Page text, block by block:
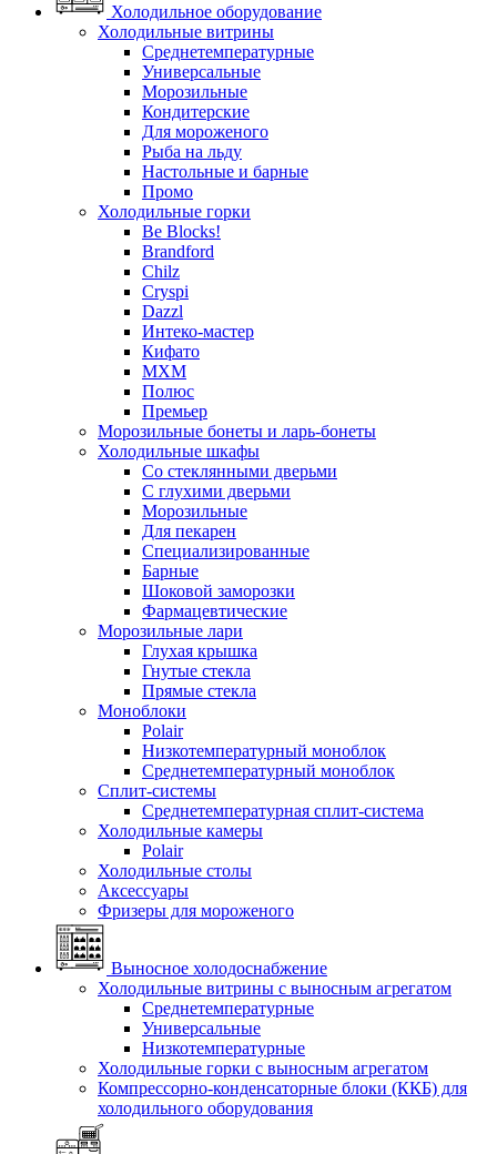
Холодильное оборудование
Холодильные витрины
Среднетемпературные
Универсальные
Морозильные
Кондитерские
Для мороженого
Рыба на льду
Настольные и барные
Промо
Холодильные горки
Be Blocks!
Brandford
Chilz
Cryspi
Dazzl
Интеко-мастер
Кифато
МХМ
Полюс
Премьер
Морозильные бонеты и ларь-бонеты
Холодильные шкафы
Со стеклянными дверьми
С глухими дверьми
Морозильные
Для пекарен
Специализированные
Барные
Шоковой заморозки
Фармацевтические
Морозильные лари
Глухая крышка
Гнутые стекла
Прямые стекла
Моноблоки
Polair
Низкотемпературный моноблок
Среднетемпературный моноблок
Сплит-системы
Среднетемпературная сплит-система
Холодильные камеры
Polair
Холодильные столы
Аксессуары
Фризеры для мороженого
Выносное холодоснабжение
Холодильные витрины с выносным агрегатом
Среднетемпературные
Универсальные
Низкотемпературные
Холодильные горки с выносным агрегатом
Компрессорно-конденсаторные блоки (ККБ) для
холодильного оборудования